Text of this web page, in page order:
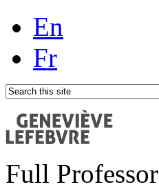
En
Fr
Full Professor